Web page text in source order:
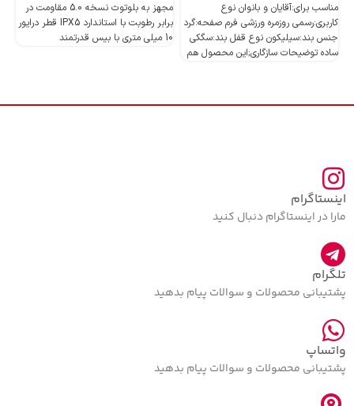
مناسب برای:آقایان و بانوان نوع
کاربری:رسمی روزمره ورزشی فرم صفحه:گرد
جنس بند:سیلیکون نوع قفل بند:سگکی
ساده توضیحات سازگاری;این محصول هم
مجهز به بلوتوث نسخه 5.0 مقاومت در
برابر رطوبت با استاندارد IPX5 قطر درایور
10 میلی متری با بیس قدرتمند
اینستاگرام
مارا در اینستاگرام دنبال کنید
تلگرام
پشتیبانی محصولات و سوالات پیام بدهید
واتساپ
پشتیبانی محصولات و سوالات پیام بدهید